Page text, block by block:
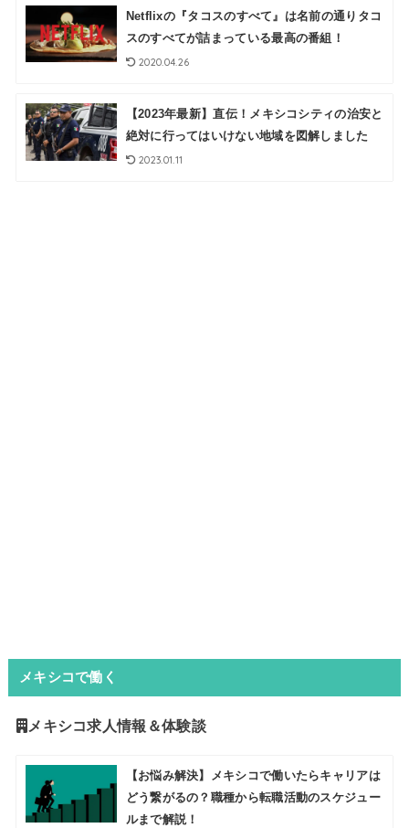
Netflixの『タコスのすべて』は名前の通りタコ
スのすべてが詰まっている最高の番組！
2020.04.26
【2023年最新】直伝！メキシコシティの治安と
絶対に行ってはいけない地域を図解しました
2023.01.11
メキシコで働く
メキシコ求人情報＆体験談
【お悩み解決】メキシコで働いたらキャリアは
どう繋がるの？職種から転職活動のスケジュー
ルまで解説！